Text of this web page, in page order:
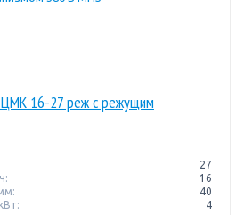
ЦМК 16-27 реж с режущим
27
16
40
4